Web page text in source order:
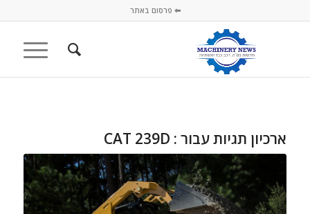
⬅ פרסום באתר
ארכיון תגיות עבור : CAT 239D